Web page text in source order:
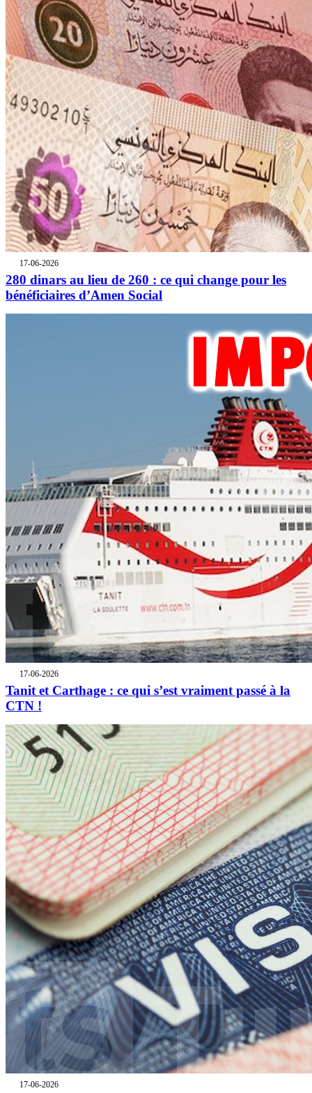
17-06-2026
280 dinars au lieu de 260 : ce qui change pour les
bénéficiaires d’Amen Social
17-06-2026
Tanit et Carthage : ce qui s’est vraiment passé à la
CTN !
17-06-2026